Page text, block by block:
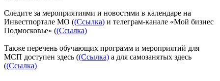
Следите за мероприятиями и новостями в календаре на
Инвестпортале МО ((Ссылка) и телеграм-канале «Мой бизнес
Подмосковье» ((Ссылка)
Также перечень обучающих программ и мероприятий для
МСП доступен здесь ((Ссылка) а для самозанятых здесь
((Ссылка)